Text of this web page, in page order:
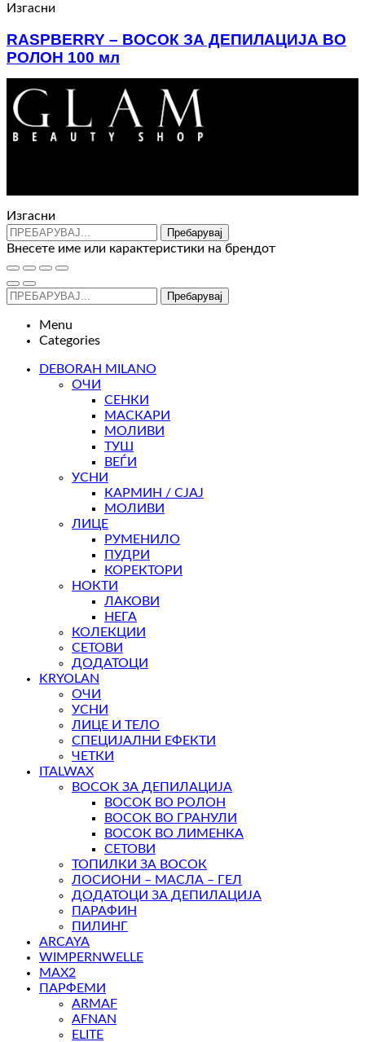
Изгасни
RASPBERRY – ВОСОК ЗА ДЕПИЛАЦИЈА ВО
РОЛОН 100 мл
120ден
Изгасни
Пребарувај
Внесете име или карактеристики на брендот
Пребарувај
Menu
Categories
DEBORAH MILANO
ОЧИ
СЕНКИ
МАСКАРИ
МОЛИВИ
ТУШ
ВЕЃИ
УСНИ
КАРМИН / СЈАЈ
МОЛИВИ
ЛИЦЕ
РУМЕНИЛО
ПУДРИ
КОРЕКТОРИ
НОКТИ
ЛАКОВИ
НЕГА
КОЛЕКЦИИ
СЕТОВИ
ДОДАТОЦИ
KRYOLAN
ОЧИ
УСНИ
ЛИЦЕ И ТЕЛО
СПЕЦИЈАЛНИ ЕФЕКТИ
ЧЕТКИ
ITALWAX
ВОСОК ЗА ДЕПИЛАЦИЈА
ВОСОК ВО РОЛОН
ВОСОК ВО ГРАНУЛИ
ВОСОК ВО ЛИМЕНКА
СЕТОВИ
ТОПИЛКИ ЗА ВОСОК
ЛОСИОНИ – МАСЛА – ГЕЛ
ДОДАТОЦИ ЗА ДЕПИЛАЦИЈА
ПАРАФИН
ПИЛИНГ
ARCAYA
WIMPERNWELLE
MAX2
ПАРФЕМИ
ARMAF
AFNAN
ELITE